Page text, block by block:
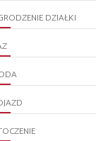
DZIAŁKI